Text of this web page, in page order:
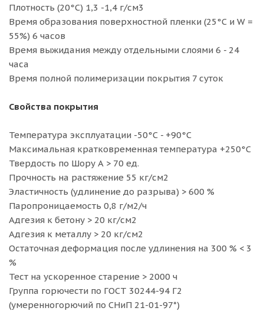
Плотность (20°С) 1,3 -1,4 г/см3
Время образования поверхностной пленки (25°С и W =
55%) 6 часов
Время выжидания между отдельными слоями 6 - 24
часа
Время полной полимеризации покрытия 7 суток
Свойства покрытия
Температура эксплуатации -50°С - +90°С
Максимальная кратковременная температура +250°С
Твердость по Шору А > 70 ед.
Прочность на растяжение 55 кг/см2
Эластичность (удлинение до разрыва) > 600 %
Паропроницаемость 0,8 г/м2/ч
Адгезия к бетону > 20 кг/см2
Адгезия к металлу > 20 кг/см2
Остаточная деформация после удлинения на 300 % < 3
%
Тест на ускоренное старение > 2000 ч
Группа горючести по ГОСТ 30244-94 Г2
(умеренногорючий по СНиП 21-01-97*)